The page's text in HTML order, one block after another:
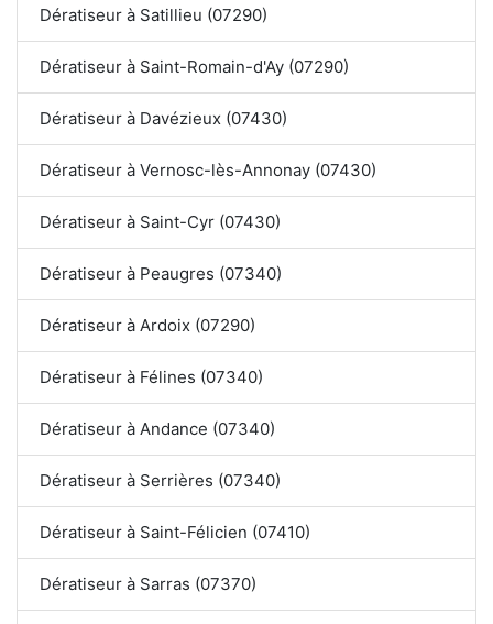
Dératiseur à Satillieu (07290)
Dératiseur à Saint-Romain-d'Ay (07290)
Dératiseur à Davézieux (07430)
Dératiseur à Vernosc-lès-Annonay (07430)
Dératiseur à Saint-Cyr (07430)
Dératiseur à Peaugres (07340)
Dératiseur à Ardoix (07290)
Dératiseur à Félines (07340)
Dératiseur à Andance (07340)
Dératiseur à Serrières (07340)
Dératiseur à Saint-Félicien (07410)
Dératiseur à Sarras (07370)